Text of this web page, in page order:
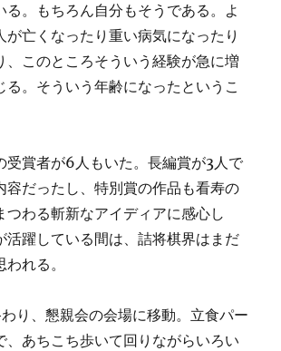
る。もちろん自分もそうである。よ
が亡くなったり重い病気になったり
、このところそういう経験が急に増
る。そういう年齢になったというこ
受賞者が6人もいた。長編賞が3人で
容だったし、特別賞の作品も看寿の
つわる斬新なアイディアに感心し
活躍している間は、詰将棋界はまだ
れる。
り、懇親会の会場に移動。立食パー
、あちこち歩いて回りながらいろい